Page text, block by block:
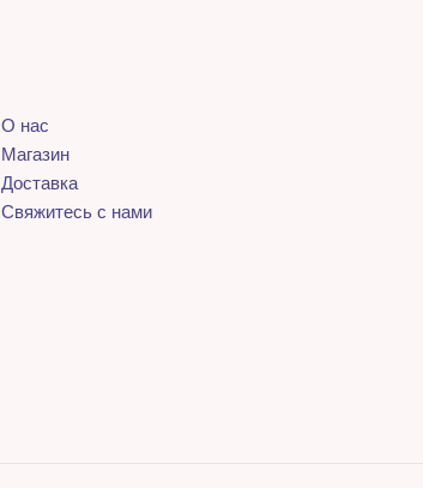
О нас
Магазин
Доставка
Свяжитесь с нами